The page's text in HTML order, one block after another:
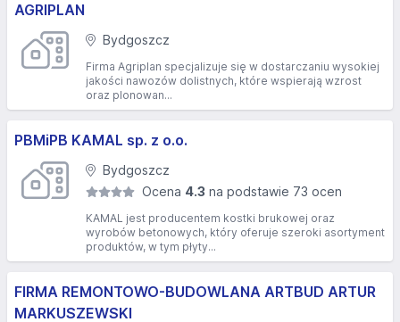
AGRIPLAN
Bydgoszcz
Firma Agriplan specjalizuje się w dostarczaniu wysokiej
jakości nawozów dolistnych, które wspierają wzrost
oraz plonowan...
PBMiPB KAMAL sp. z o.o.
Bydgoszcz
Ocena 4.3 na podstawie 73 ocen
KAMAL jest producentem kostki brukowej oraz
wyrobów betonowych, który oferuje szeroki asortyment
produktów, w tym płyty...
FIRMA REMONTOWO-BUDOWLANA ARTBUD ARTUR
MARKUSZEWSKI